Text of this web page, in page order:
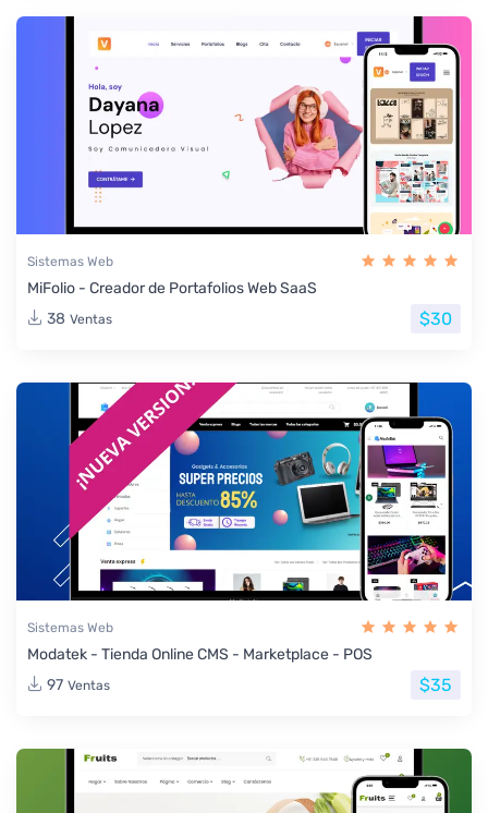
Sistemas Web
MiFolio - Creador de Portafolios Web SaaS
38 Ventas $30
Sistemas Web
Modatek - Tienda Online CMS - Marketplace - POS
97 Ventas $35